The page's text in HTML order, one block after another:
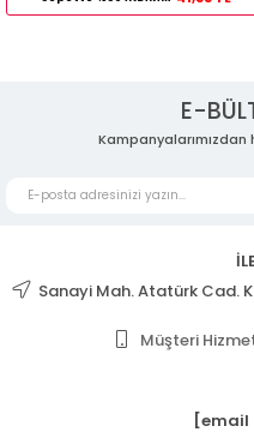
E-
Sanayi Mah. Atatürk Cad.
Müşteri
[email